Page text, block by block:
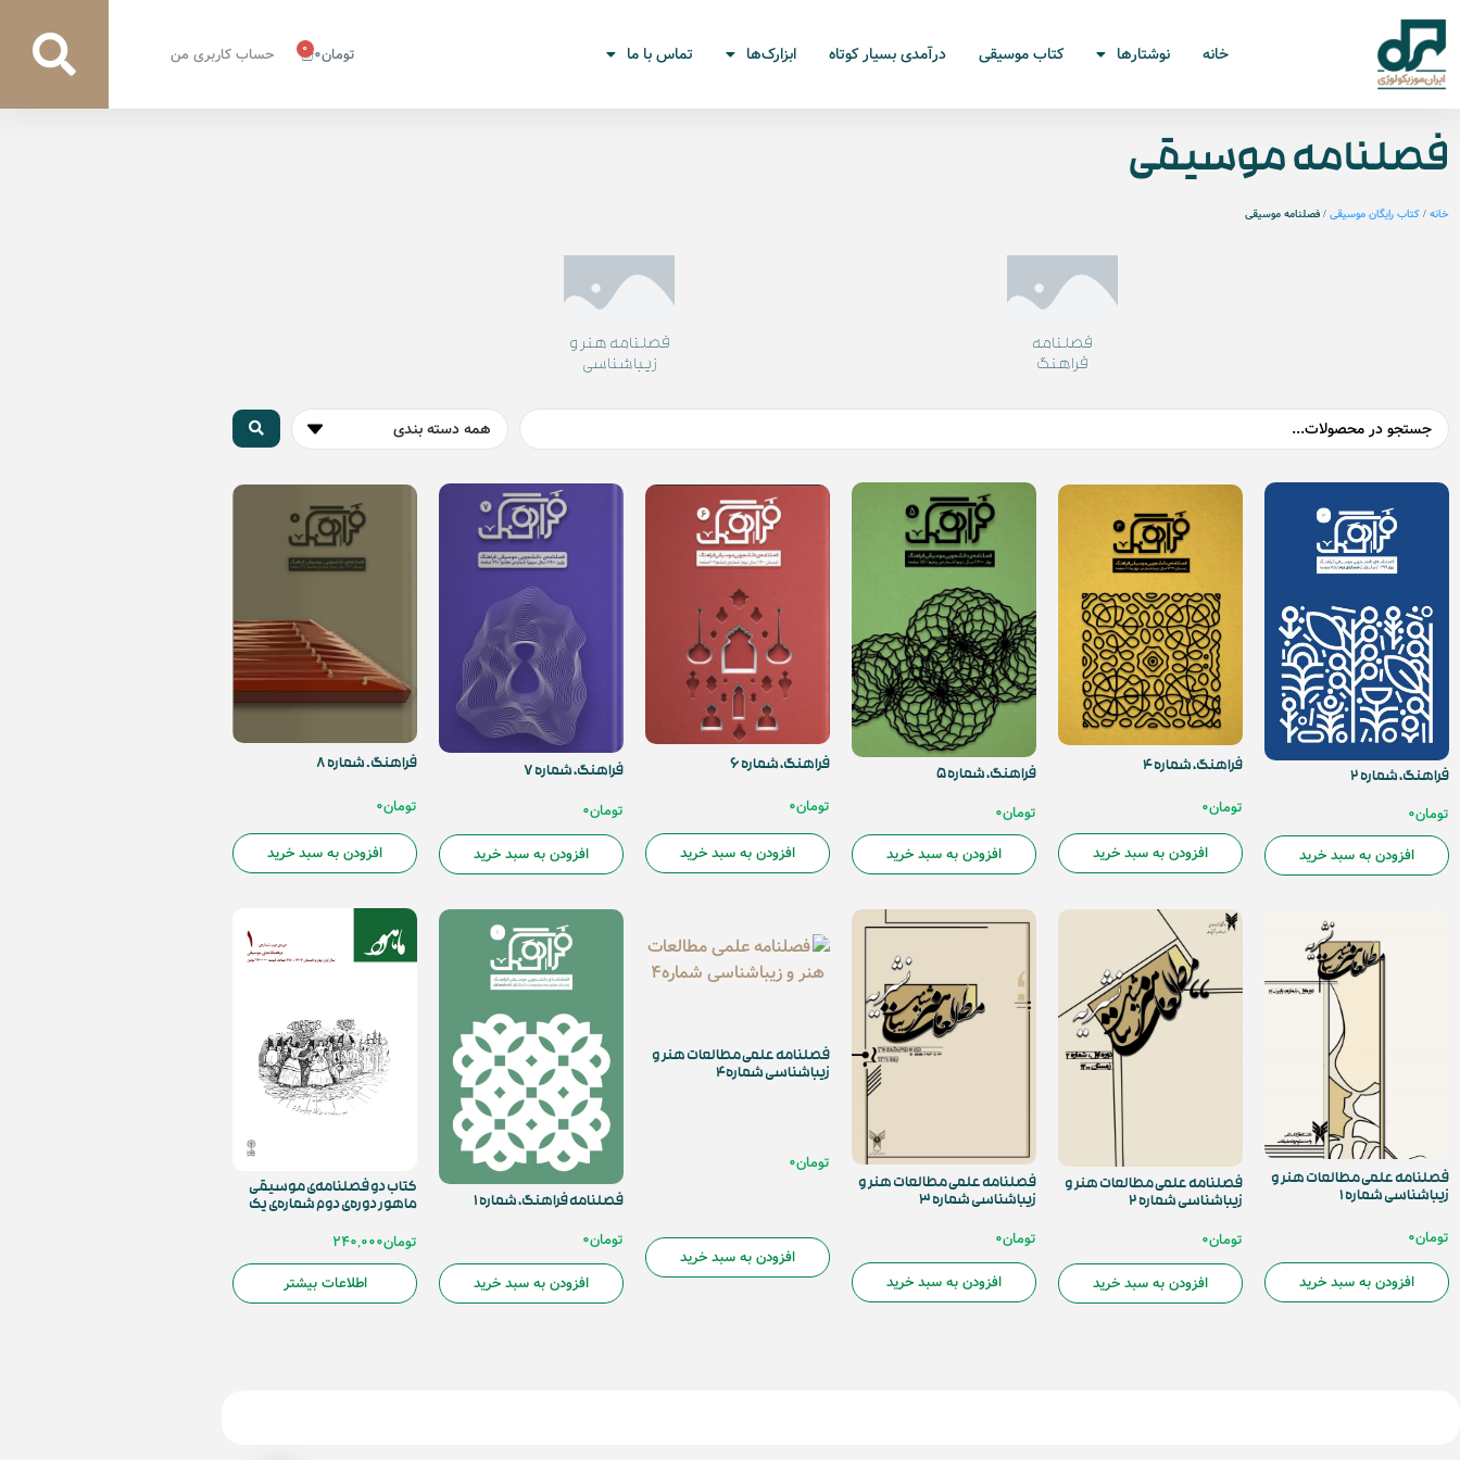
خانه نوشتارها کتاب موسیقی درآمدی بسیار کوتاه ابزارک‌ها تماس با ما تومان0
0 حساب کاربری من
فصلنامه موسیقی
خانه / کتاب رایگان موسیقی / فصلنامه موسیقی
فصلنامه
فراهنگ
فصلنامه هنر و
زیباشناسی
فراهنگ، شماره ۲
تومان0
افزودن به سبد خرید
فراهنگ، شماره ۴
تومان0
افزودن به سبد خرید
فراهنگ، شماره ۵
تومان0
افزودن به سبد خرید
فراهنگ، شماره ۶
تومان0
افزودن به سبد خرید
فراهنگ، شماره ۷
تومان0
افزودن به سبد خرید
فراهنگ. شماره 8
تومان0
افزودن به سبد خرید
فصلنامه علمی مطالعات هنر و
زیباشناسی شماره 1
تومان0
افزودن به سبد خرید
فصلنامه علمی مطالعات هنر و
زیباشناسی شماره 2
تومان0
افزودن به سبد خرید
فصلنامه علمی مطالعات هنر و
زیباشناسی شماره 3
تومان0
افزودن به سبد خرید
فصلنامه علمی مطالعات هنر و
زیباشناسی شماره4
تومان0
افزودن به سبد خرید
فصلنامه فراهنگ، شماره ۱
تومان0
افزودن به سبد خرید
کتاب دو فصلنامه‌ی موسیقی
ماهور دوره‌ی دوم شماره‌‌ی یک
تومان240,000
اطلاعات بیشتر